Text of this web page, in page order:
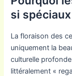
si
La floraison des
uniquement la
culturelle
littéralement «